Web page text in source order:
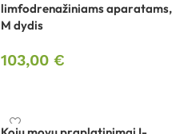
limfodrenažiniams aparatams,
M dydis
103,00 €